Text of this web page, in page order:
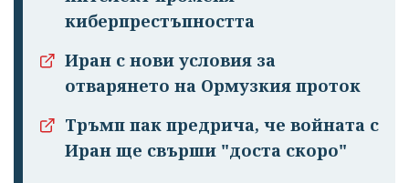
киберпрестъпността
Иран с нови условия за
отварянето на Ормузкия проток
Тръмп пак предрича, че войната с
Иран ще свърши "доста скоро"